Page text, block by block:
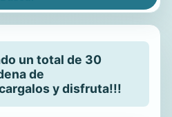
un total de 30
de
y disfruta!!!